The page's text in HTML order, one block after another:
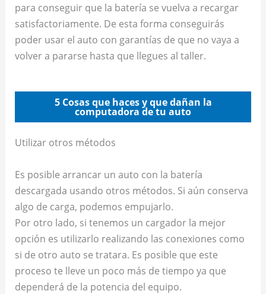
para conseguir que la batería se vuelva a recargar
satisfactoriamente. De esta forma conseguirás
poder usar el auto con garantías de que no vaya a
volver a pararse hasta que llegues al taller.
5 Cosas que haces y que dañan la
computadora de tu auto
Utilizar otros métodos
Es posible arrancar un auto con la batería
descargada usando otros métodos. Si aún conserva
algo de carga, podemos empujarlo.
Por otro lado, si tenemos un cargador la mejor
opción es utilizarlo realizando las conexiones como
si de otro auto se tratara. Es posible que este
proceso te lleve un poco más de tiempo ya que
dependerá de la potencia del equipo.